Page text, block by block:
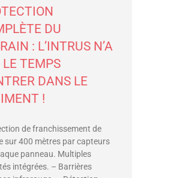
DU
: L’INTRUS N’A
LE TEMPS
DANS LE
!
de franchissement de
sur 400 mètres par capteurs
panneau. Multiples
intégrées. – Barrières